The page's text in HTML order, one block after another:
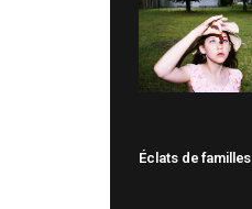
Éclats de familles